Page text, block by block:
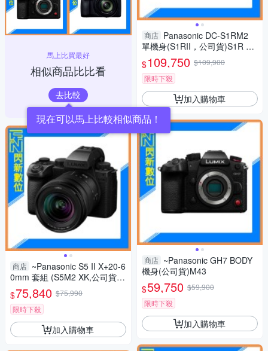
馬上比買最好
相似商品比比看
去比較
現在可以馬上比較相似商品！
商店 ~Panasonic S5 II X+20-6
0mm 套組 (S5M2 XK,公司貨)
S5IIXK
$75,840 $75,990
限時下殺
加入購物車
商店 Panasonic DC-S1RM2
單機身(S1RII，公司貨)S1R Ma
rk II S1R2
$109,750 $109,900
限時下殺
加入購物車
商店 ~Panasonic GH7 BODY
機身(公司貨)M43
$59,750 $59,900
限時下殺
加入購物車